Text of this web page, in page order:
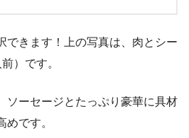
できます！上の写真は、肉とシー
）です。
ソーセージとたっぷり豪華に具材
めです。